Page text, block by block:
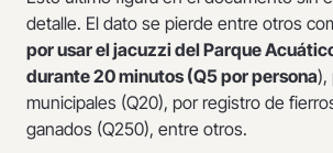
detalle. El dato se pierde entre otros
por usar el jacuzzi del Parque
durante 20 minutos (Q5 por persona),
municipales (Q20), por registro de
ganados (Q250), entre otros.